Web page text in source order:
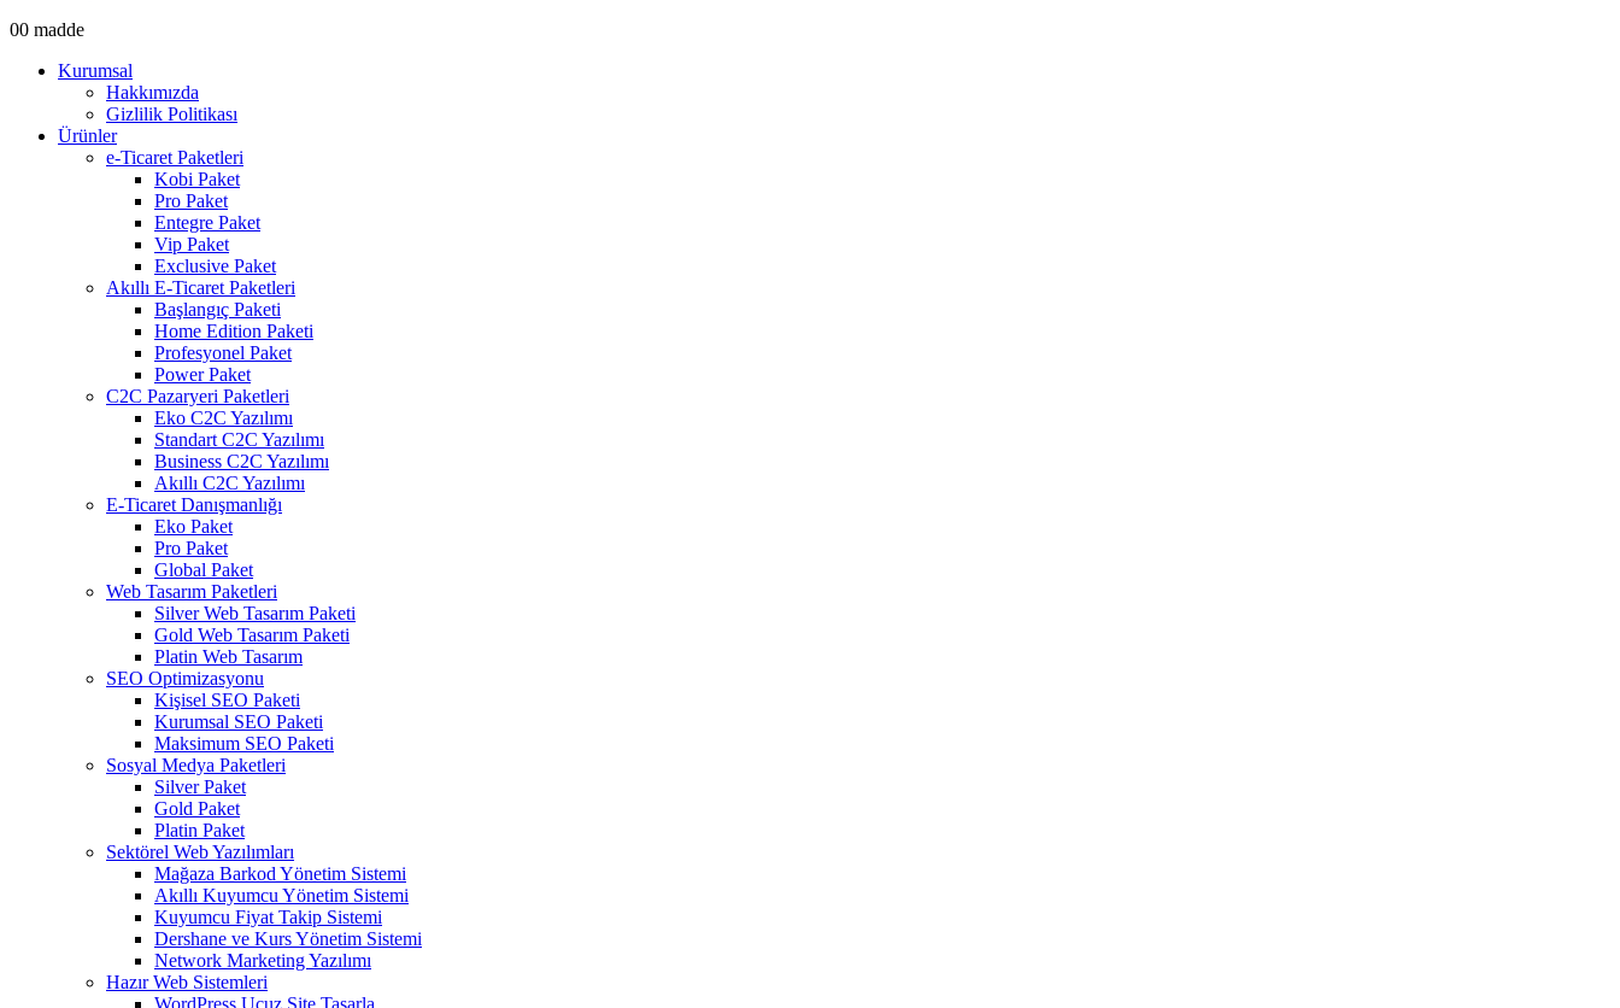
00 madde
Kurumsal
Hakkımızda
Gizlilik Politikası
Ürünler
e-Ticaret Paketleri
Kobi Paket
Pro Paket
Entegre Paket
Vip Paket
Exclusive Paket
Akıllı E-Ticaret Paketleri
Başlangıç Paketi
Home Edition Paketi
Profesyonel Paket
Power Paket
C2C Pazaryeri Paketleri
Eko C2C Yazılımı
Standart C2C Yazılımı
Business C2C Yazılımı
Akıllı C2C Yazılımı
E-Ticaret Danışmanlığı
Eko Paket
Pro Paket
Global Paket
Web Tasarım Paketleri
Silver Web Tasarım Paketi
Gold Web Tasarım Paketi
Platin Web Tasarım
SEO Optimizasyonu
Kişisel SEO Paketi
Kurumsal SEO Paketi
Maksimum SEO Paketi
Sosyal Medya Paketleri
Silver Paket
Gold Paket
Platin Paket
Sektörel Web Yazılımları
Mağaza Barkod Yönetim Sistemi
Akıllı Kuyumcu Yönetim Sistemi
Kuyumcu Fiyat Takip Sistemi
Dershane ve Kurs Yönetim Sistemi
Network Marketing Yazılımı
Hazır Web Sistemleri
WordPress Ucuz Site Tasarla